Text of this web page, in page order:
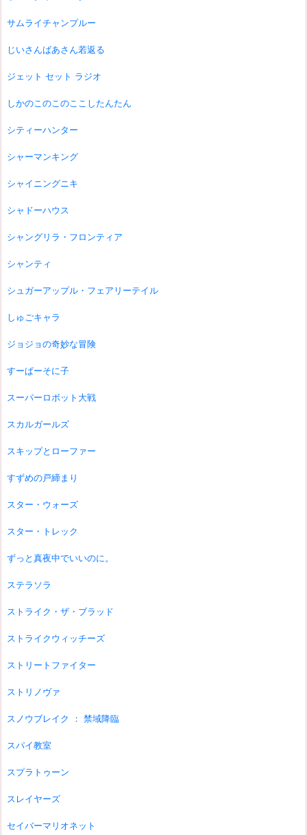
サムライチャンプルー
じいさんばあさん若返る
ジェット セット ラジオ
しかのこのこのここしたんたん
シティーハンター
シャーマンキング
シャイニングニキ
シャドーハウス
シャングリラ・フロンティア
シャンティ
シュガーアップル・フェアリーテイル
しゅごキャラ
ジョジョの奇妙な冒険
すーぱーそに子
スーパーロボット大戦
スカルガールズ
スキップとローファー
すずめの戸締まり
スター・ウォーズ
スター・トレック
ずっと真夜中でいいのに。
ステラソラ
ストライク・ザ・ブラッド
ストライクウィッチーズ
ストリートファイター
ストリノヴァ
スノウブレイク ： 禁域降臨
スパイ教室
スプラトゥーン
スレイヤーズ
セイバーマリオネット